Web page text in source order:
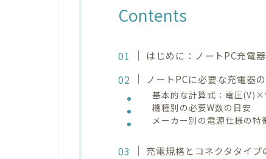
Contents
はじめに：ノートPC充電
ノートPCに必要な充電器
基本的な計算式：電圧
機種別の必要W数の目安
メーカー別の電源仕様の特
充電規格とコネクタタイプ